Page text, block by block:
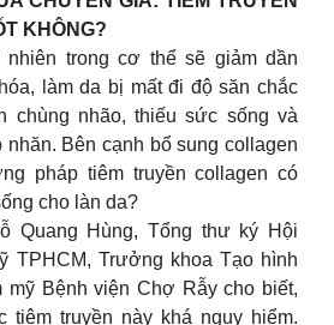
KHÔNG?
nhiên trong cơ thể sẽ giảm dần
làm da bị mất đi độ săn chắc
chùng nhão, thiếu sức sống và
nhăn. Bên cạnh bổ sung collagen
pháp tiêm truyền collagen có
cho làn da?
Quang Hùng, Tổng thư ký Hội
TPHCM, Trưởng khoa Tạo hình
mỹ Bệnh viện Chợ Rẫy cho biết,
tiêm truyền này khá nguy hiểm.